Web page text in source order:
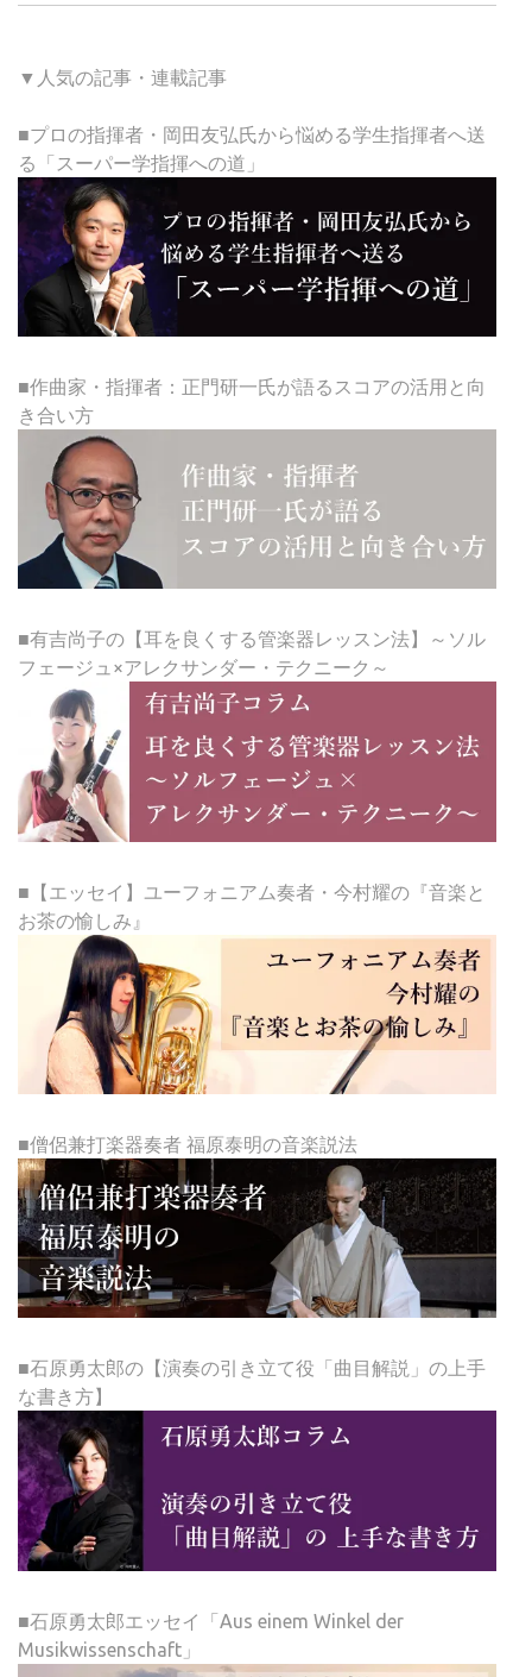
▼人気の記事・連載記事
■プロの指揮者・岡田友弘氏から悩める学生指揮者へ送
る「スーパー学指揮への道」
■作曲家・指揮者：正門研一氏が語るスコアの活用と向
き合い方
■有吉尚子の【耳を良くする管楽器レッスン法】～ソル
フェージュ×アレクサンダー・テクニーク～
■【エッセイ】ユーフォニアム奏者・今村耀の『音楽と
お茶の愉しみ』
■僧侶兼打楽器奏者 福原泰明の音楽説法
■石原勇太郎の【演奏の引き立て役「曲目解説」の上手
な書き方】
■石原勇太郎エッセイ「Aus einem Winkel der
Musikwissenschaft」